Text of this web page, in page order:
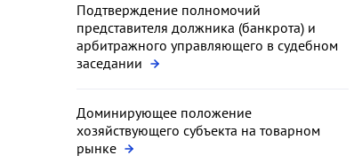
Подтверждение полномочий
представителя должника (банкрота) и
арбитражного управляющего в судебном
заседании
Доминирующее положение
хозяйствующего субъекта на товарном
рынке